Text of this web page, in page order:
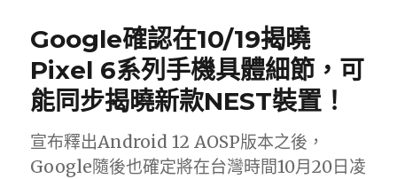
Google確認在10/19揭曉
Pixel 6系列手機具體細節，可
能同步揭曉新款NEST裝置！
宣布釋出Android 12 AOSP版本之後，
Google隨後也確定將在台灣時間10月20日凌